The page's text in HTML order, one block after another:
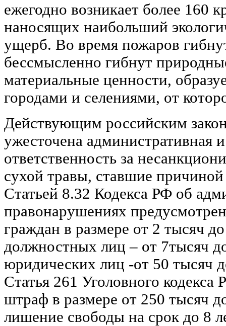
ежегодно возникает более 160
наносящих наибольший
ущерб. Во время пожаров
бессмысленно гибнут
материальные ценности,
городами и селениями, от
Действующим российским
ужесточена административная
ответственность за
сухой травы, ставшие
Статьей 8.32 Кодекса РФ об
правонарушениях
граждан в размере от 2 тысяч
должностных лиц – от 7тысяч
юридических лиц -от 50 тысяч
Статья 261 Уголовного кодекса
штраф в размере от 250 тысяч
лишение свободы на срок до 8